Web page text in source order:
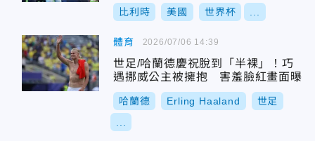
比利時 美國 世界杯
體育
世足/哈蘭德慶祝脫到「半裸」！巧
遇挪威公主被擁抱 害羞臉紅畫面曝
哈蘭德 Erling Haaland 世足
2026/07/06 14:39